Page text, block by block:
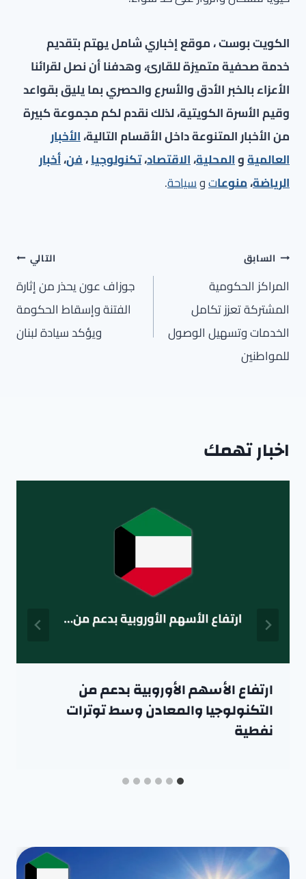
الكويت بوست ، موقع إخباري شامل يهتم بتقديم
خدمة صحفية متميزة للقارئ، وهدفنا أن نصل لقرائنا
الأعزاء بالخبر الأدق والأسرع والحصري بما يليق بقواعد
وقيم الأسرة الكويتية، لذلك نقدم لكم مجموعة كبيرة
من الأخبار المتنوعة داخل الأقسام التالية،الأخبار
العالميةوالمحلية،الاقتصاد،تكنولوجيا،فن،أخبار
الرياضة،منوعاتوسياحة.
تصفّح
المقالات
السابق
المراكز الحكومية
المشتركة تعزز تكامل
الخدمات وتسهيل الوصول
للمواطنين
التالي
جوزاف عون يحذر من إثارة
الفتنة وإسقاط الحكومة
ويؤكد سيادة لبنان
اخبار تهمك
ارتفاع الأسهم الأوروبية بدعم من
التكنولوجيا والمعادن وسط توترات
نفطية